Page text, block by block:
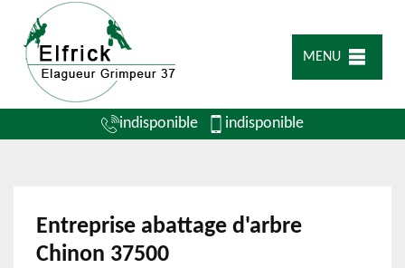
MENU
indisponible indisponible
Entreprise abattage d'arbre
Chinon 37500